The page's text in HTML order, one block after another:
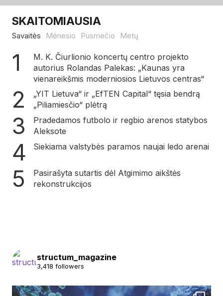
SKAITOMIAUSIA
Savaitės Mėnesio Pusmečio Metų
M. K. Čiurlionio koncertų centro projekto
autorius Rolandas Palekas: „Kaunas yra
vienareikšmis moderniosios Lietuvos centras“
„YIT Lietuva“ ir „EfTEN Capital“ tęsia bendrą
„Piliamiesčio“ plėtrą
Pradedamos futbolo ir regbio arenos statybos
Aleksote
Siekiama valstybės paramos naujai ledo arenai
Pasirašyta sutartis dėl Atgimimo aikštės
rekonstrukcijos
structum_magazine
3,418 followers